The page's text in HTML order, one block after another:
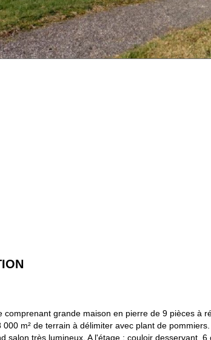
comprenant grande maison en pierre de 9 pièces à
000 m² de terrain à délimiter avec plant de
salon très lumineux. A l'étage : couloir desservant